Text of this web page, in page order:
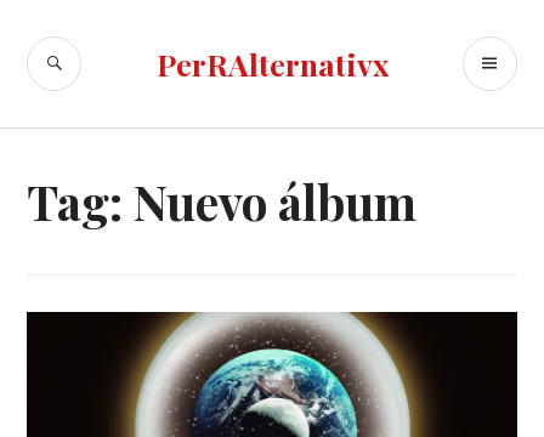
content
PerRAlternativx
SEARCH
Tag: Nuevo álbum